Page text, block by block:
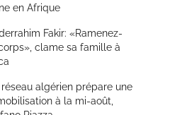
en Afrique
Fakir: «Ramenez-
clame sa famille à
algérien prépare une
à la mi-août,